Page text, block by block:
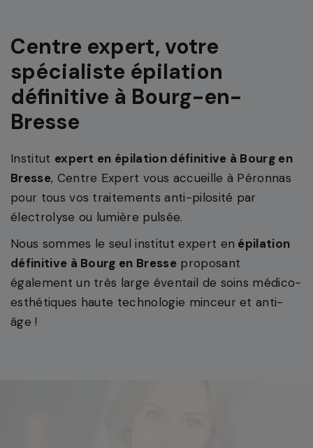
Centre expert, votre
spécialiste épilation
définitive à Bourg-en-
Bresse
Institut expert en épilation définitive à Bourg en
Bresse, Centre Expert vous accueille à Péronnas
pour tous vos traitements anti-pilosité par
électrolyse ou lumière pulsée.
Nous sommes le seul institut expert en épilation
définitive à Bourg en Bresseproposant
également un très large éventail de soins médico-
esthétiques haute technologie minceur et anti-
âge !